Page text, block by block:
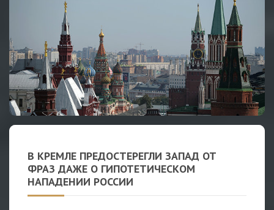
В КРЕМЛЕ ПРЕДОСТЕРЕГЛИ ЗАПАД ОТ
ФРАЗ ДАЖЕ О ГИПОТЕТИЧЕСКОМ
НАПАДЕНИИ РОССИИ